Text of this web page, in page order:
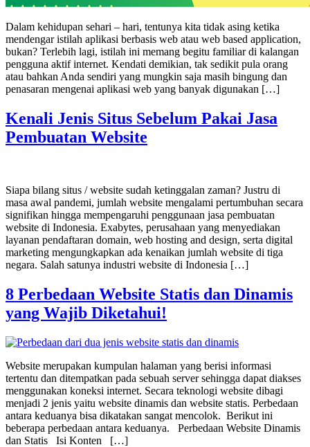
Dalam kehidupan sehari – hari, tentunya kita tidak asing ketika
mendengar istilah aplikasi berbasis web atau web based application,
bukan? Terlebih lagi, istilah ini memang begitu familiar di kalangan
pengguna aktif internet. Kendati demikian, tak sedikit pula orang
atau bahkan Anda sendiri yang mungkin saja masih bingung dan
penasaran mengenai aplikasi web yang banyak digunakan […]
Kenali Jenis Situs Sebelum Pakai Jasa
Pembuatan Website
Siapa bilang situs / website sudah ketinggalan zaman? Justru di
masa awal pandemi, jumlah website mengalami pertumbuhan secara
signifikan hingga mempengaruhi penggunaan jasa pembuatan
website di Indonesia. Exabytes, perusahaan yang menyediakan
layanan pendaftaran domain, web hosting and design, serta digital
marketing mengungkapkan ada kenaikan jumlah website di tiga
negara. Salah satunya industri website di Indonesia […]
8 Perbedaan Website Statis dan Dinamis
yang Wajib Diketahui!
Website merupakan kumpulan halaman yang berisi informasi
tertentu dan ditempatkan pada sebuah server sehingga dapat diakses
menggunakan koneksi internet. Secara teknologi website dibagi
menjadi 2 jenis yaitu website dinamis dan website statis. Perbedaan
antara keduanya bisa dikatakan sangat mencolok. Berikut ini
beberapa perbedaan antara keduanya. Perbedaan Website Dinamis
dan Statis Isi Konten […]